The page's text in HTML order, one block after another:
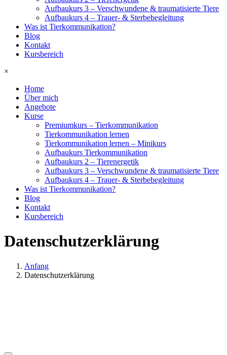
Aufbaukurs 3 – Verschwundene & traumatisierte Tiere
Aufbaukurs 4 – Trauer- & Sterbebegleitung
Was ist Tierkommunikation?
Blog
Kontakt
Kursbereich
×
Home
Über mich
Angebote
Kurse
Premiumkurs – Tierkommunikation
Tierkommunikation lernen
Tierkommunikation lernen – Minikurs
Aufbaukurs Tierkommunikation
Aufbaukurs 2 – Tierenergetik
Aufbaukurs 3 – Verschwundene & traumatisierte Tiere
Aufbaukurs 4 – Trauer- & Sterbebegleitung
Was ist Tierkommunikation?
Blog
Kontakt
Kursbereich
Datenschutzerklärung
Anfang
Datenschutzerklärung